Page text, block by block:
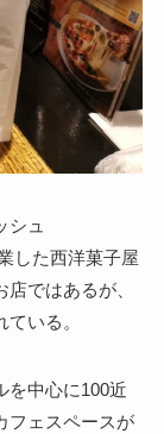
シュ
した西洋菓子屋
ではあるが、
いる。
を中心に100近
フェスペースが